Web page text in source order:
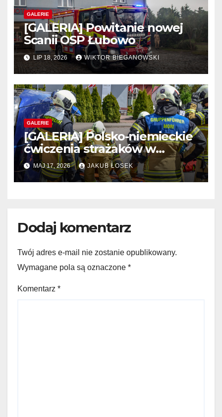
GALERIE
[GALERIA] Powitanie nowej
Scanii OSP Łubowo
LIP 18, 2026 WIKTOR BIEGANOWSKI
GALERIE
[GALERIA] Polsko-niemieckie
ćwiczenia strażaków w
Lotyniu
MAJ 17, 2026 JAKUB ŁOSEK
Dodaj komentarz
Twój adres e-mail nie zostanie opublikowany.
Wymagane pola są oznaczone *
Komentarz *